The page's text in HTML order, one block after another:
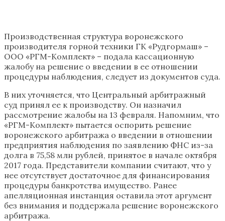
Производственная структура воронежского
производителя горной техники ГК «Рудгормаш» –
ООО «РГМ-Комплект» – подала кассационную
жалобу на решение о введении в ее отношении
процедуры наблюдения, следует из документов суда.
В них уточняется, что Центральный арбитражный
суд принял ее к производству. Он назначил
рассмотрение жалобы на 13 февраля. Напомним, что
«РГМ-Комплект» пытается оспорить решение
воронежского арбитража о введении в отношении
предприятия наблюдения по заявлению ФНС из-за
долга в 75,58 млн рублей, принятое в начале октября
2017 года. Представители компании считают, что у
нее отсутствует достаточное для финансирования
процедуры банкротства имущество. Ранее
апелляционная инстанция оставила этот аргумент
без внимания и поддержала решение воронежского
арбитража.